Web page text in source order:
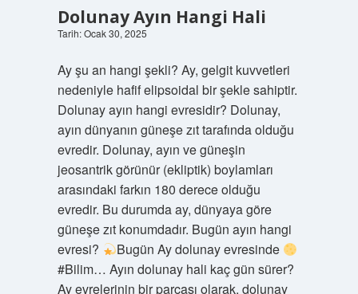
Dolunay Ayın Hangi Hali
Tarih: Ocak 30, 2025
Ay şu an hangi şekli? Ay, gelgit kuvvetleri
nedeniyle hafif elipsoidal bir şekle sahiptir.
Dolunay ayın hangi evresidir? Dolunay,
ayın dünyanın güneşe zıt tarafında olduğu
evredir. Dolunay, ayın ve güneşin
jeosantrik görünür (ekliptik) boylamları
arasındaki farkın 180 derece olduğu
evredir. Bu durumda ay, dünyaya göre
güneşe zıt konumdadır. Bugün ayın hangi
evresi?
Bugün Ay dolunay evresinde
#Bilim… Ayın dolunay hali kaç gün sürer?
Ay evrelerinin bir parçası olarak, dolunay